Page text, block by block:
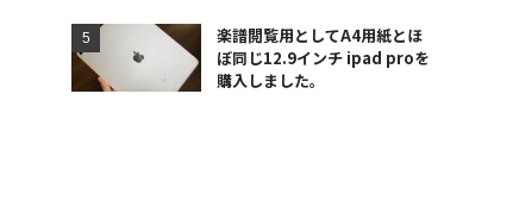
楽譜閲覧用としてA4用紙とほ
ぼ同じ12.9インチ ipad proを
購入しました。